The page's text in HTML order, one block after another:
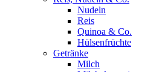
Nudeln
Reis
Quinoa & Co.
Hülsenfrüchte
Getränke
Milch